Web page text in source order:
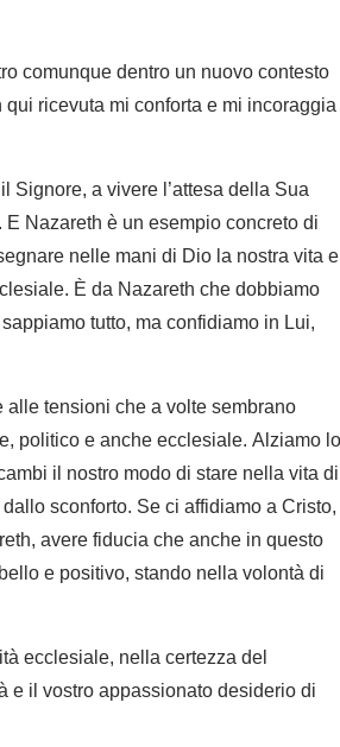
comunque dentro un nuovo contesto
ricevuta mi conforta e mi incoraggia
a vivere l’attesa della Sua
Nazareth è un esempio concreto di
nelle mani di Dio la nostra vita e
È da Nazareth che dobbiamo
tutto, ma confidiamo in Lui,
tensioni che a volte sembrano
politico e anche ecclesiale. Alziamo lo
il nostro modo di stare nella vita di
sconforto. Se ci affidiamo a Cristo,
avere fiducia che anche in questo
e positivo, stando nella volontà di
ecclesiale, nella certezza del
il vostro appassionato desiderio di